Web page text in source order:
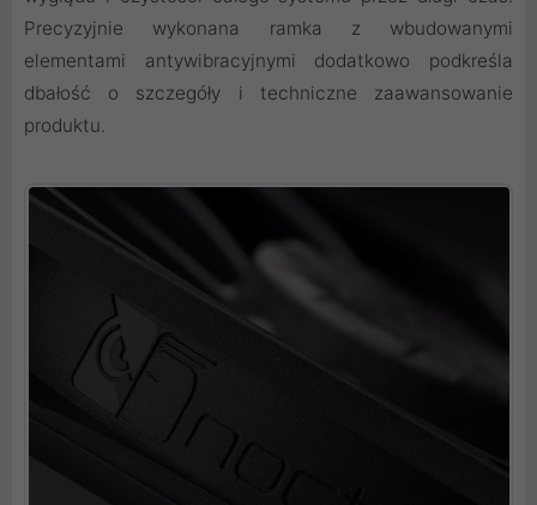
Precyzyjnie wykonana ramka z wbudowanymi
elementami antywibracyjnymi dodatkowo podkreśla
dbałość o szczegóły i techniczne zaawansowanie
produktu.